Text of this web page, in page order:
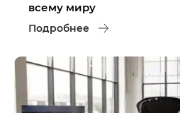
всему миру
Подробнее